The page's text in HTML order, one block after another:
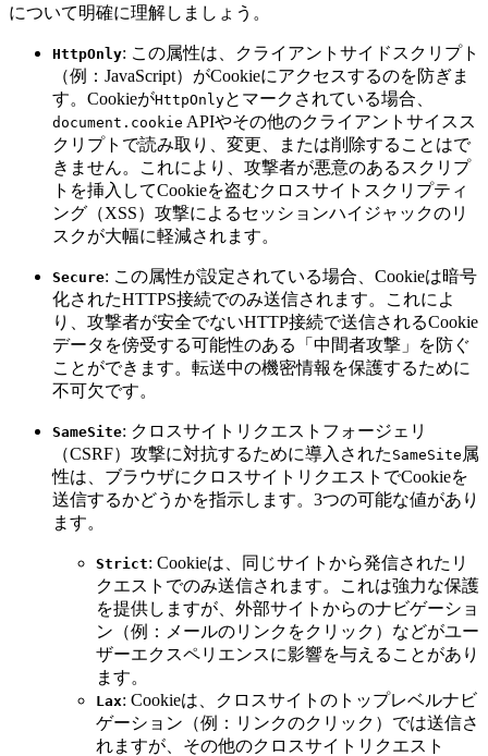
について明確に理解しましょう。
HttpOnly: この属性は、クライアントサイドスクリプト
（例：JavaScript）がCookieにアクセスするのを防ぎま
す。CookieがHttpOnlyとマークされている場合、
document.cookie APIやその他のクライアントサイスス
クリプトで読み取り、変更、または削除することはで
きません。これにより、攻撃者が悪意のあるスクリプ
トを挿入してCookieを盗むクロスサイトスクリプティ
ング（XSS）攻撃によるセッションハイジャックのリ
スクが大幅に軽減されます。
Secure: この属性が設定されている場合、Cookieは暗号
化されたHTTPS接続でのみ送信されます。これによ
り、攻撃者が安全でないHTTP接続で送信されるCookie
データを傍受する可能性のある「中間者攻撃」を防ぐ
ことができます。転送中の機密情報を保護するために
不可欠です。
SameSite: クロスサイトリクエストフォージェリ
（CSRF）攻撃に対抗するために導入された SameSite 属
性は、ブラウザにクロスサイトリクエストでCookieを
送信するかどうかを指示します。3つの可能な値があり
ます。
Strict: Cookieは、同じサイトから発信されたリ
クエストでのみ送信されます。これは強力な保護
を提供しますが、外部サイトからのナビゲーショ
ン（例：メールのリンクをクリック）などがユー
ザーエクスペリエンスに影響を与えることがあり
ます。
Lax: Cookieは、クロスサイトのトップレベルナビ
ゲーション（例：リンクのクリック）では送信さ
れますが、その他のクロスサイトリクエスト